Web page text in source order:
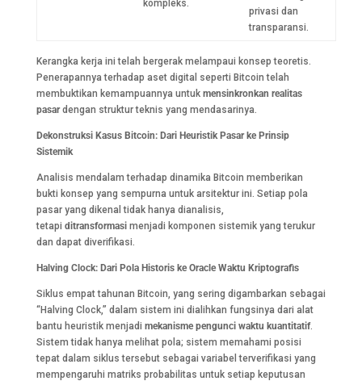
kompleks.
privasi dan
transparansi.
Kerangka kerja ini telah bergerak melampaui konsep teoretis.
Penerapannya terhadap aset digital seperti Bitcoin telah
membuktikan kemampuannya untuk mensinkronkan realitas
pasardengan struktur teknis yang mendasarinya.
Dekonstruksi Kasus Bitcoin: Dari Heuristik Pasar ke Prinsip
Sistemik
Analisis mendalam terhadap dinamika Bitcoin memberikan
bukti konsep yang sempurna untuk arsitektur ini. Setiap pola
pasar yang dikenal tidak hanya dianalisis,
tetapi ditransformasimenjadi komponen sistemik yang terukur
dan dapat diverifikasi.
Halving Clock: Dari Pola Historis ke Oracle Waktu Kriptografis
Siklus empat tahunan Bitcoin, yang sering digambarkan sebagai
“Halving Clock,” dalam sistem ini dialihkan fungsinya dari alat
bantu heuristik menjadi mekanisme pengunci waktu kuantitatif.
Sistem tidak hanya melihat pola; sistem memahami posisi
tepat dalam siklus tersebut sebagai variabel terverifikasi yang
mempengaruhi matriks probabilitas untuk setiap keputusan